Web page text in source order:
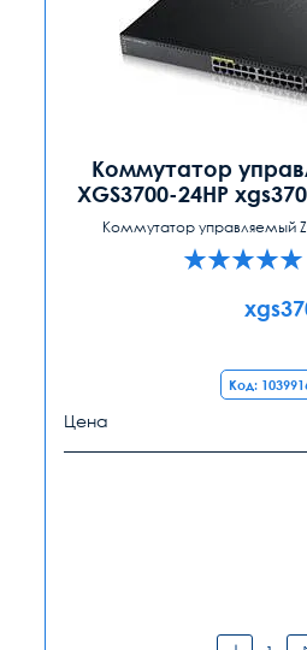
Коммутатор
XGS3700-24HP
Коммутатор управляемый
Код:
Цена